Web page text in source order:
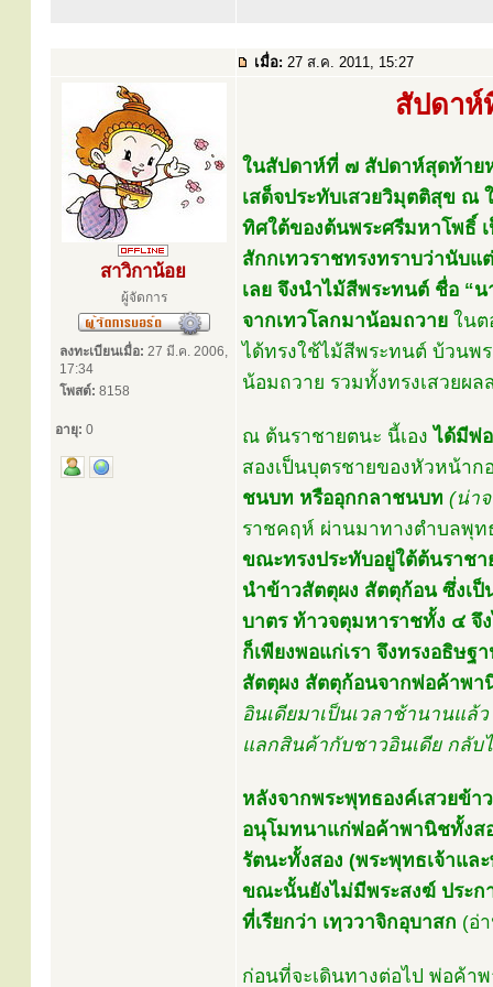
เมื่อ: 27 ส.ค. 2011, 15:27
สาวิกาน้อย
ผู้จัดการ
ลงทะเบียนเมื่อ: 27 มี.ค. 2006,
17:34
โพสต์: 8158
อายุ: 0
สัปดาห์
ในสัปดาห์ที่ ๗ สัปดาห์สุดท้าย
เสด็จประทับเสวยวิมุตติสุข ณ
ทิศใต้ของต้นพระศรีมหาโพธิ์
สักกเทวราชทรงทราบว่านับ
เลย จึงนำไม้สีพระทนต์ ชื่อ “
จากเทวโลกมาน้อมถวาย ในต
ได้ทรงใช้ไม้สีพระทนต์ บ้วนพ
น้อมถวาย รวมทั้งทรงเสวยผล
ณ ต้นราชายตนะ นี้เองได้มีพ่
สองเป็นบุตรชายของหัวหน้าก
ชนบท หรืออุกกลาชนบท (น่าจ
ราชคฤห์ ผ่านมาทางตำบลพุ
ขณะทรงประทับอยู่ใต้ต้นราชา
นำข้าวสัตตุผง สัตตุก้อน ซึ่งเ
บาตร ท้าวจตุมหาราชทั้ง ๔ จึ
ก็เพียงพอแก่เรา จึงทรงอธิษ
สัตตุผง สัตตุก้อนจากพ่อค้าพา
อินเดียมาเป็นเวลาช้านานแล้
แลกสินค้ากับชาวอินเดีย กลับ
หลังจากพระพุทธองค์เสวยข้า
อนุโมทนาแก่พ่อค้าพานิชทั้งส
รัตนะทั้งสอง (พระพุทธเจ้าแล
ขณะนั้นยังไม่มีพระสงฆ์ ประก
ที่เรียกว่า เทฺววาจิกอุบาสก (อ่
ก่อนที่จะเดินทางต่อไป พ่อค้า